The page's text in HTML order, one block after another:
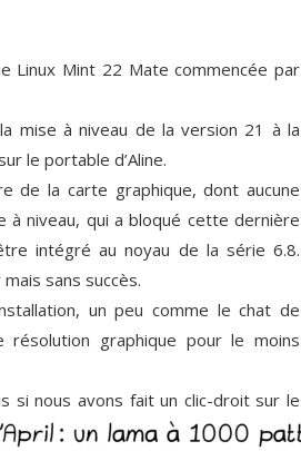
Linux Mint 22 Mate commencée par
mise à niveau de la version 21 à la
le portable d’Aline.
de la carte graphique, dont aucune
niveau, qui a bloqué cette dernière
intégré au noyau de la série 6.8.
sans succès.
un peu comme le chat de
graphique pour le moins
si nous avons fait un clic-droit sur le